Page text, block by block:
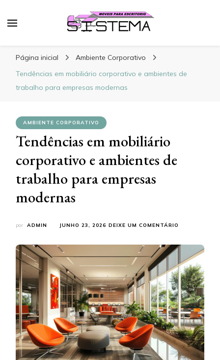
Página inicial
Ambiente Corporativo
Tendências em mobiliário corporativo e ambientes de
trabalho para empresas modernas
AMBIENTE CORPORATIVO
Tendências em mobiliário
corporativo e ambientes de
trabalho para empresas
modernas
por ADMIN JUNHO 23, 2026 DEIXE UM COMENTÁRIO
MOBILIÁRIO
E
AMBIENTES
DE
TRABALHO
PARA
EMPRESAS
MODERNAS